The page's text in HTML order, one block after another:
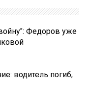
Федоров уже
водитель погиб,